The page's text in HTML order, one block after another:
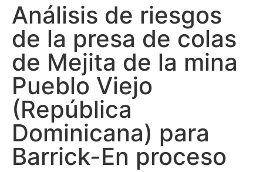
Análisis de riesgos
de la presa de colas
de Mejita de la mina
Pueblo Viejo
(República
Dominicana) para
Barrick-En proceso